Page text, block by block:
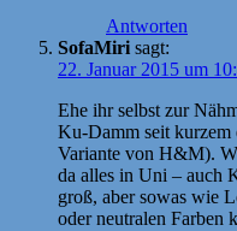
Antworten
SofaMiri sagt:
22. Januar 2015 um
Ehe ihr selbst zur
Ku-Damm seit
Variante von H&M).
da alles in Uni – auch
groß, aber sowas wie
oder neutralen Farben